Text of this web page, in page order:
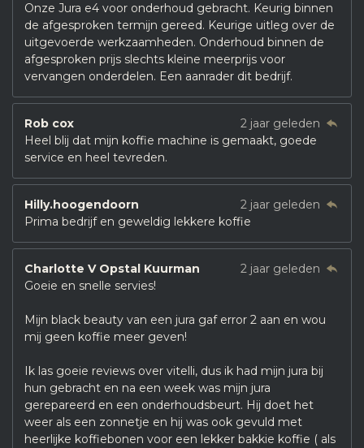
Onze Jura e4 voor onderhoud gebracht. Keurig binnen
de afgesproken termijn gereed. Keurige uitleg over de
uitgevoerde werkzaamheden. Onderhoud binnen de
afgesproken prijs slechts kleine meerprijs voor
vervangen onderdelen. Een aanrader dit bedrijf.
Rob cox
2 jaar geleden
Heel blij dat mijn koffie machine is gemaakt, goede
service en heel tevreden.
Hilly.hoogendoorn
2 jaar geleden
Prima bedrijf en geweldig lekkere koffie
Charlotte V Opstal Kuurman
2 jaar geleden
Goeie en snelle servies!
Mijn black beauty van een jura gaf error 2 aan en wou
mij geen koffie meer geven!
Ik las goeie reviews over vitelli, dus ik had mijn jura bij
hun gebracht en na een week was mijn jura
gerepareerd en een onderhoudsbeurt. Hij doet het
weer als een zonnetje en hij was ook gevuld met
heerlijke koffiebonen voor een lekker bakkie koffie ( als